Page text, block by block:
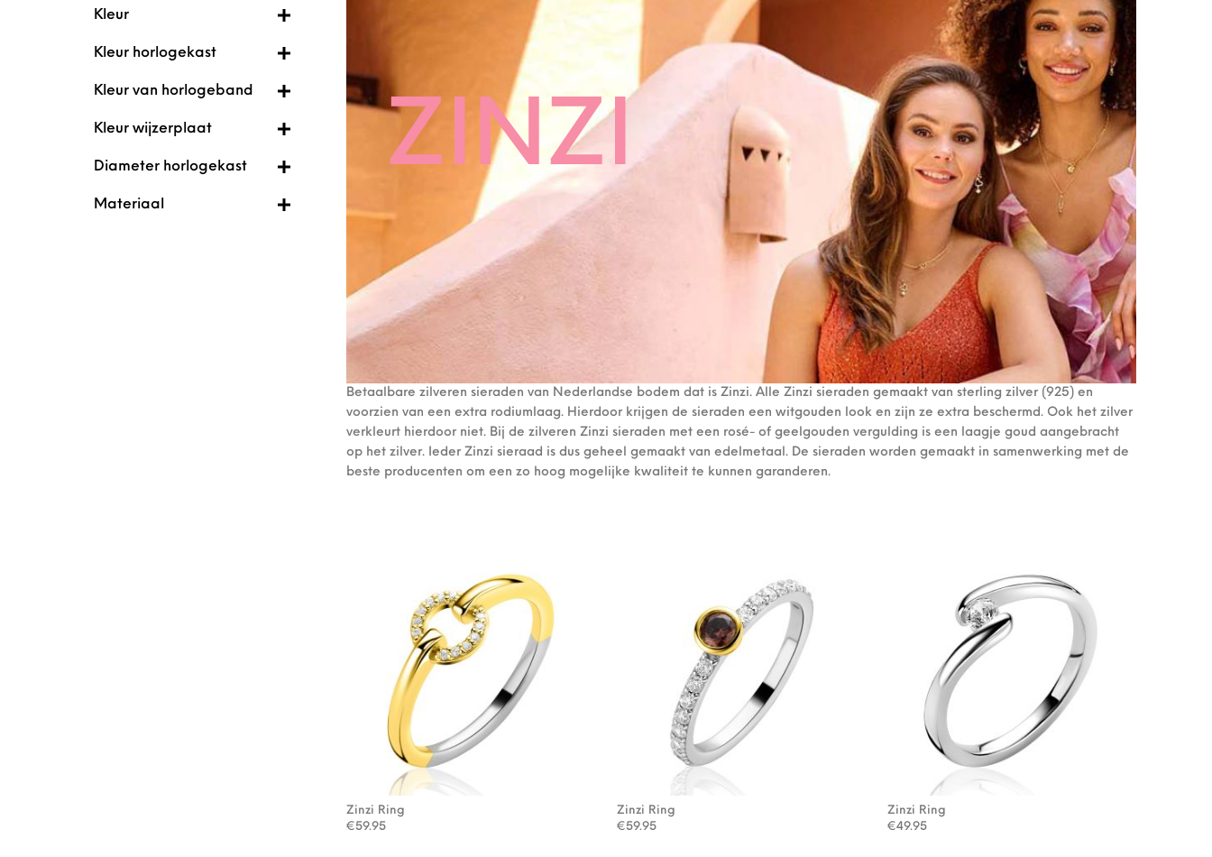
Kleur
Kleur horlogekast
Kleur van horlogeband
Kleur wijzerplaat
Diameter horlogekast
Materiaal
ZINZI
Betaalbare zilveren sieraden van Nederlandse bodem dat is Zinzi. Alle Zinzi sieraden gemaakt van sterling zilver (925) en
voorzien van een extra rodiumlaag. Hierdoor krijgen de sieraden een witgouden look en zijn ze extra beschermd. Ook het zilver
verkleurt hierdoor niet. Bij de zilveren Zinzi sieraden met een rosé- of geelgouden vergulding is een laagje goud aangebracht
op het zilver. Ieder Zinzi sieraad is dus geheel gemaakt van edelmetaal. De sieraden worden gemaakt in samenwerking met de
beste producenten om een zo hoog mogelijke kwaliteit te kunnen garanderen.
Zinzi Ring
€59.95
Zinzi Ring
€59.95
Zinzi Ring
€49.95